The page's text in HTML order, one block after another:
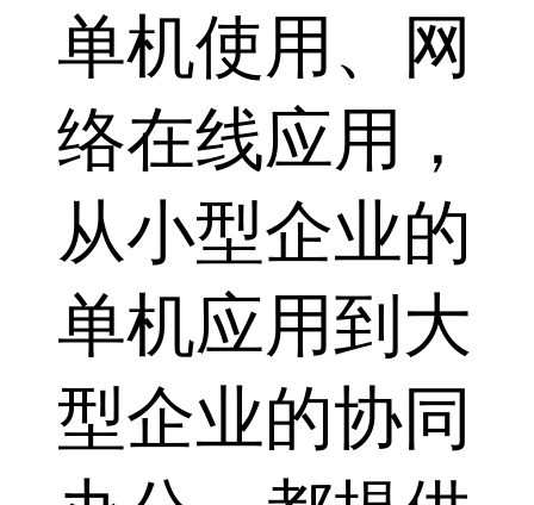
单机使用、网
络在线应用，
从小型企业的
单机应用到大
型企业的协同